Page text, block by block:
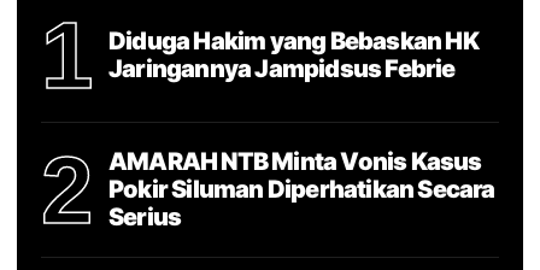
1
Diduga Hakim yang Bebaskan HK
Jaringannya Jampidsus Febrie
2
AMARAH NTB Minta Vonis Kasus
Pokir Siluman Diperhatikan Secara
Serius